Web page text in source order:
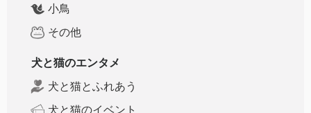
小鳥
その他
犬と猫のエンタメ
犬と猫とふれあう
犬と猫のイベント